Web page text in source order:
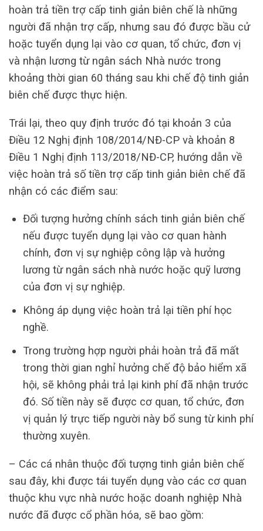
hoàn trả tiền trợ cấp tinh giản biên chế là những
người đã nhận trợ cấp, nhưng sau đó được bầu cử
hoặc tuyển dụng lại vào cơ quan, tổ chức, đơn vị
và nhận lương từ ngân sách Nhà nước trong
khoảng thời gian 60 tháng sau khi chế độ tinh giản
biên chế được thực hiện.
Trái lại, theo quy định trước đó tại khoản 3 của
Điều 12 Nghị định 108/2014/NĐ-CP và khoản 8
Điều 1 Nghị định 113/2018/NĐ-CP, hướng dẫn về
việc hoàn trả số tiền trợ cấp tinh giản biên chế đã
nhận có các điểm sau:
Đối tượng hưởng chính sách tinh giản biên chế
nếu được tuyển dụng lại vào cơ quan hành
chính, đơn vị sự nghiệp công lập và hưởng
lương từ ngân sách nhà nước hoặc quỹ lương
của đơn vị sự nghiệp.
Không áp dụng việc hoàn trả lại tiền phí học
nghề.
Trong trường hợp người phải hoàn trả đã mất
trong thời gian nghỉ hưởng chế độ bảo hiểm xã
hội, sẽ không phải trả lại kinh phí đã nhận trước
đó. Số tiền này sẽ được cơ quan, tổ chức, đơn
vị quản lý trực tiếp người này bổ sung từ kinh phí
thường xuyên.
– Các cá nhân thuộc đối tượng tinh giản biên chế
sau đây, khi được tái tuyển dụng vào các cơ quan
thuộc khu vực nhà nước hoặc doanh nghiệp Nhà
nước đã được cổ phần hóa, sẽ bao gồm: